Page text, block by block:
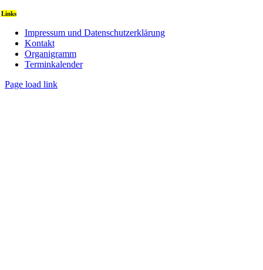
Links
Impressum und Datenschutzerklärung
Kontakt
Organigramm
Terminkalender
Page load link